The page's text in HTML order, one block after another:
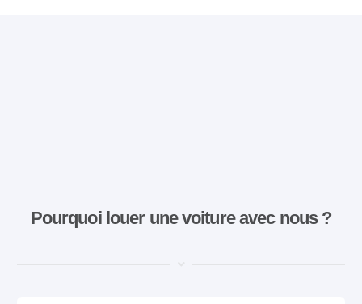
Pourquoi louer une voiture avec nous ?